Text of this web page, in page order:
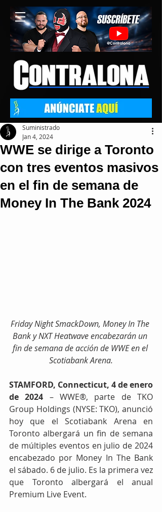
WWE se dirige a Toronto
con tres eventos masivos
en el fin de semana de
Money In The Bank 2024
Suministrado
Jan 4, 2024
Friday Night SmackDown, Money In The
Bank y NXT Heatwave encabezarán un
fin de semana de acción de WWE en el
Scotiabank Arena.
STAMFORD, Connecticut, 4 de enero
de 2024 – WWE®, parte de TKO
Group Holdings (NYSE: TKO), anunció
hoy que el Scotiabank Arena en
Toronto albergará un fin de semana
de múltiples eventos en julio de 2024
encabezado por Money In The Bank
el sábado. 6 de julio. Es la primera vez
que Toronto albergará el anual
Premium Live Event.